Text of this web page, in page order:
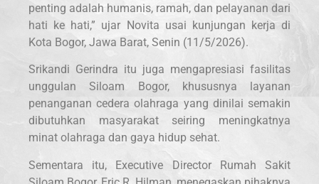
penting adalah humanis, ramah, dan pelayanan dari
hati ke hati,” ujar Novita usai kunjungan kerja di
Kota Bogor, Jawa Barat, Senin (11/5/2026).
Srikandi Gerindra itu juga mengapresiasi fasilitas
unggulan Siloam Bogor, khususnya layanan
penanganan cedera olahraga yang dinilai semakin
dibutuhkan masyarakat seiring meningkatnya
minat olahraga dan gaya hidup sehat.
Sementara itu, Executive Director Rumah Sakit